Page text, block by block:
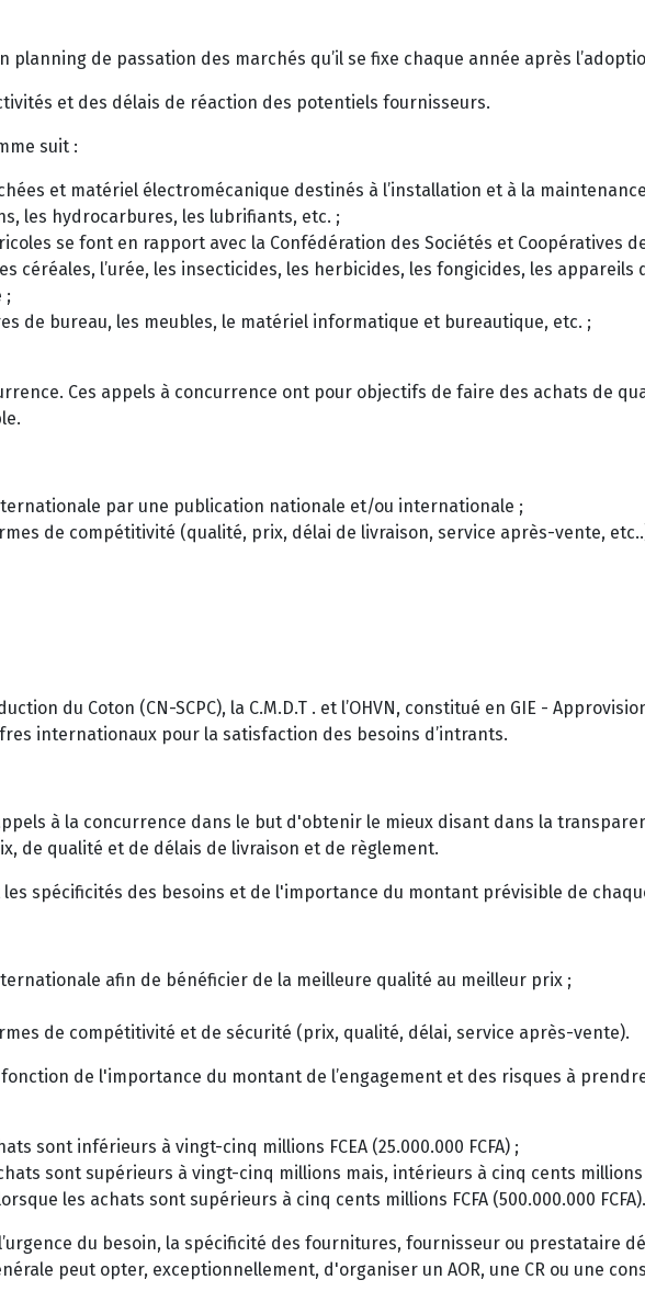
planning de passation des marchés qu’il se fixe chaque année après
et des délais de réaction des potentiels fournisseurs.
suit :
et matériel électromécanique destinés à l’installation et à la
les hydrocarbures, les lubrifiants, etc. ;
se font en rapport avec la Confédération des Sociétés et Coopératives de
céréales, l’urée, les insecticides, les herbicides, les fongicides, les
;
de bureau, les meubles, le matériel informatique et bureautique, etc. ;
Ces appels à concurrence ont pour objectifs de faire des achats de
par une publication nationale et/ou internationale ;
de compétitivité (qualité, prix, délai de livraison, service après-vente,
du Coton (CN-SCPC), la C.M.D.T . et l’OHVN, constitué en GIE -
internationaux pour la satisfaction des besoins d’intrants.
à la concurrence dans le but d'obtenir le mieux disant dans la
de qua­lité et de délais de livraison et de règlement.
spécificités des besoins et de l'importance du montant prévisible de
afin de bénéficier de la meilleure qualité au meilleur prix ;
de compétitivité et de sécurité (prix, qualité, délai, service après-vente).
de l'importance du montant de l’engagement et des risques à
sont inférieurs à vingt-cinq millions FCEA (25.000.000 FCFA) ;
sont supérieurs à vingt-cinq millions mais, intérieurs à cinq cents millions
les achats sont supérieurs à cinq cents millions FCFA (500.000.000 FCFA).
du besoin, la spécificité des fournitures, fournisseur ou prestataire
peut opter, exceptionnellement, d'organiser un AOR, une CR ou une